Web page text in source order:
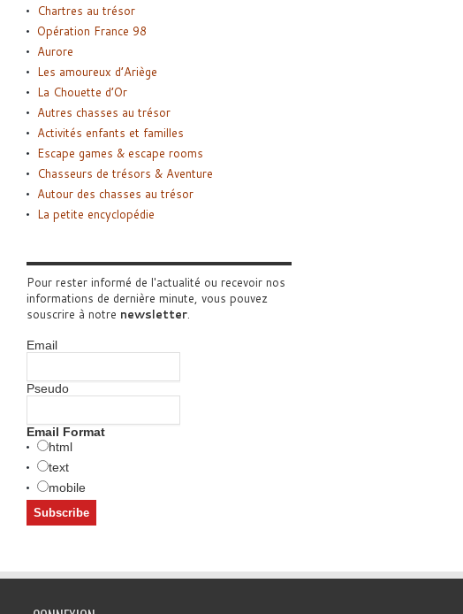
Chartres au trésor
Opération France 98
Aurore
Les amoureux d’Ariège
La Chouette d’Or
Autres chasses au trésor
Activités enfants et familles
Escape games & escape rooms
Chasseurs de trésors & Aventure
Autour des chasses au trésor
La petite encyclopédie
Pour rester informé de l'actualité ou recevoir nos
informations de dernière minute, vous pouvez
souscrire à notre newsletter.
Email
Pseudo
Email Format
html
text
mobile